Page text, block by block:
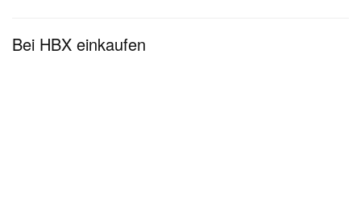
Fahrzeugs im auslieferungsbereiten Zustand. Für
Bei HBX einkaufen